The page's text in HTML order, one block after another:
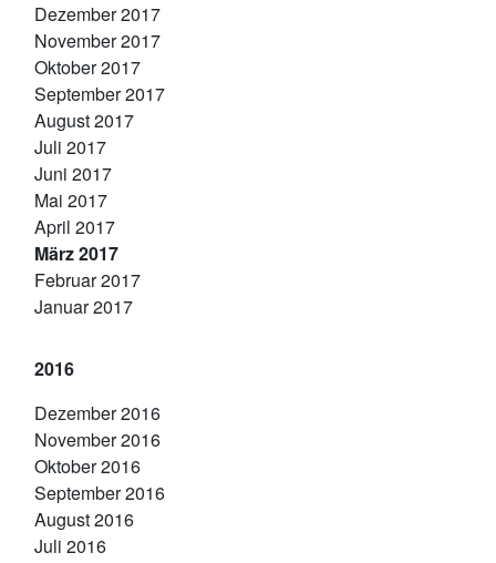
Dezember 2017
November 2017
Oktober 2017
September 2017
August 2017
Juli 2017
Juni 2017
Mai 2017
April 2017
März 2017
Februar 2017
Januar 2017
2016
Dezember 2016
November 2016
Oktober 2016
September 2016
August 2016
Juli 2016